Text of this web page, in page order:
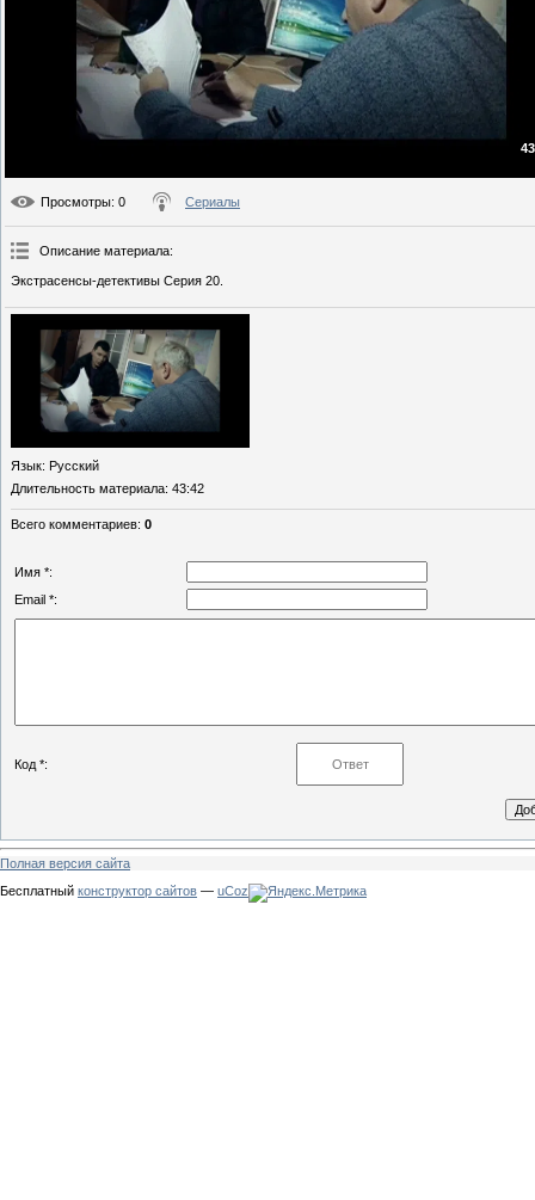
Просмотры: 0 Сериалы
Описание материала:
Экстрасенсы-детективы Серия 20.
Язык: Русский
Длительность материала: 43:42
Всего комментариев: 0
Имя *:
Email *:
Код *:
Полная версия сайта
Бесплатный конструктор сайтов — uCoz